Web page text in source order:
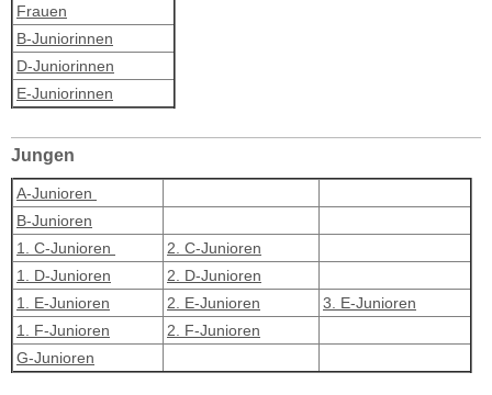
Frauen
B-Juniorinnen
D-Juniorinnen
E-Juniorinnen
Jungen
A-Junioren
B-Junioren
1. C-Junioren
2. C-Junioren
1. D-Junioren
2. D-Junioren
1. E-Junioren
2. E-Junioren
3. E-Junioren
1. F-Junioren
2. F-Junioren
G-Junioren